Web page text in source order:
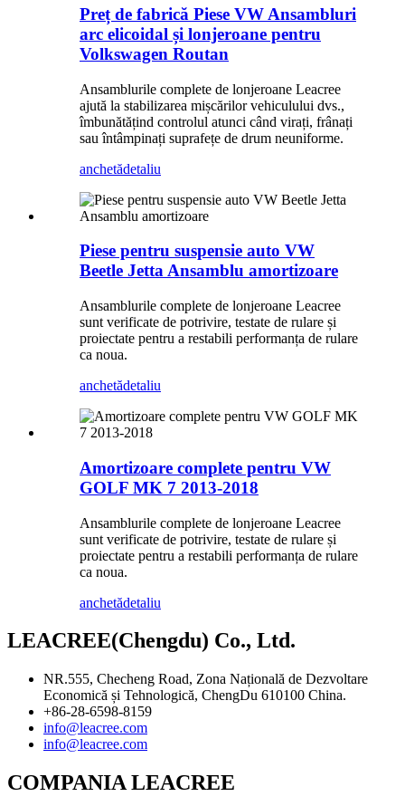
Preț de fabrică Piese VW Ansambluri
arc elicoidal și lonjeroane pentru
Volkswagen Routan
Ansamblurile complete de lonjeroane Leacree
ajută la stabilizarea mișcărilor vehiculului dvs.,
îmbunătățind controlul atunci când virați, frânați
sau întâmpinați suprafețe de drum neuniforme.
anchetădetaliu
Piese pentru suspensie auto VW
Beetle Jetta Ansamblu amortizoare
Ansamblurile complete de lonjeroane Leacree
sunt verificate de potrivire, testate de rulare și
proiectate pentru a restabili performanța de rulare
ca noua.
anchetădetaliu
Amortizoare complete pentru VW
GOLF MK 7 2013-2018
Ansamblurile complete de lonjeroane Leacree
sunt verificate de potrivire, testate de rulare și
proiectate pentru a restabili performanța de rulare
ca noua.
anchetădetaliu
LEACREE(Chengdu) Co., Ltd.
NR.555, Checheng Road, Zona Națională de Dezvoltare
Economică și Tehnologică, ChengDu 610100 China.
+86-28-6598-8159
info@leacree.com
info@leacree.com
COMPANIA LEACREE